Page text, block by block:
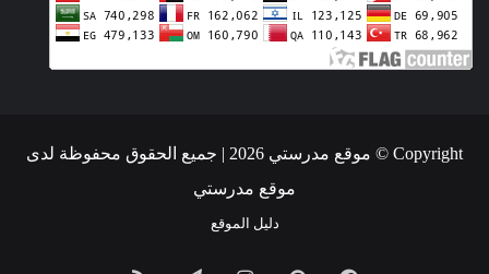
Copyright © موقع مدرستي 2026 | جميع الحقوق محفوظة لدى
موقع مدرستي
دليل الموقع